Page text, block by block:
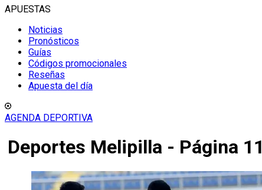
APUESTAS
Noticias
Pronósticos
Guías
Códigos promocionales
Reseñas
Apuesta del día
AGENDA DEPORTIVA
Deportes Melipilla - Página 11